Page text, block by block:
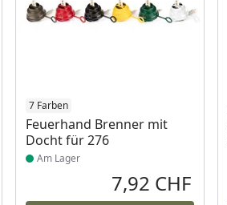
7 Farben
Feuerhand Brenner mit
Docht für 276
Produkt am Lager
Am Lager
7,92 CHF